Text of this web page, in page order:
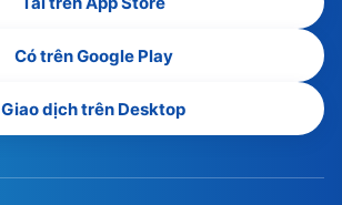
Có trên Google Play
Giao dịch trên Desktop